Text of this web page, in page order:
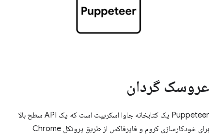
عروسک گردان
Puppeteer یک کتابخانه جاوا اسکریپت است که یک API سطح بالا
برای خودکارسازی کروم و فایرفاکس از طریق پروتکل Chrome